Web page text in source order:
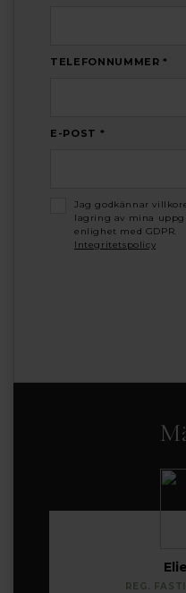
TELEFONNUMMER *
E-POST *
Jag godkännar
lagring av mina
enlighet med GDPR.
Integritetspolicy
REG.